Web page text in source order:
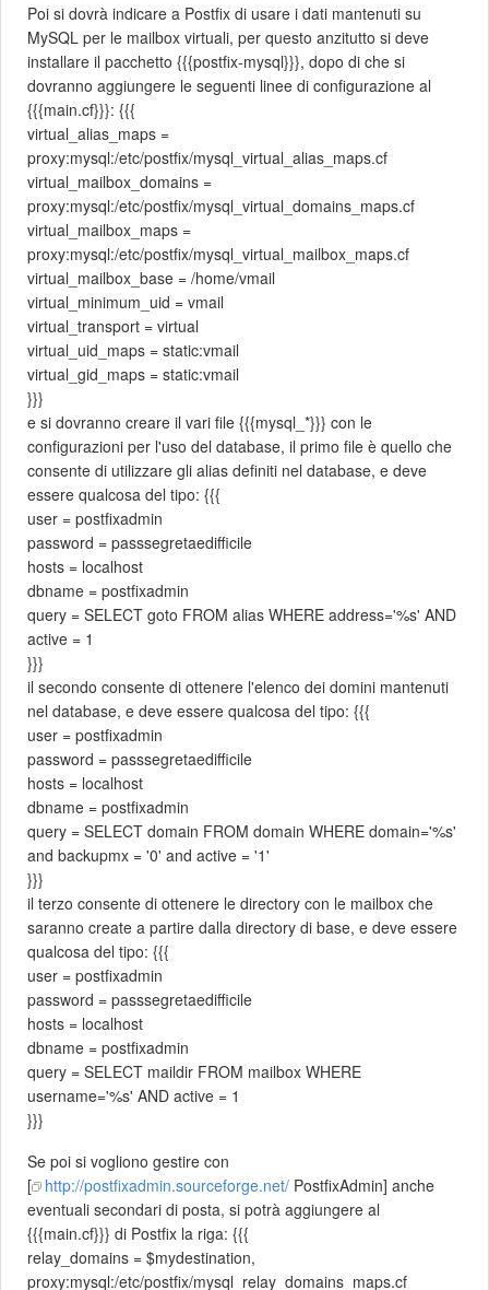
Poi si dovrà indicare a Postfix di usare i dati mantenuti su
MySQL per le mailbox virtuali, per questo anzitutto si deve
installare il pacchetto {{{postfix-mysql}}}, dopo di che si
dovranno aggiungere le seguenti linee di configurazione al
{{{main.cf}}}: {{{
virtual_alias_maps =
proxy:mysql:/etc/postfix/mysql_virtual_alias_maps.cf
virtual_mailbox_domains =
proxy:mysql:/etc/postfix/mysql_virtual_domains_maps.cf
virtual_mailbox_maps =
proxy:mysql:/etc/postfix/mysql_virtual_mailbox_maps.cf
virtual_mailbox_base = /home/vmail
virtual_minimum_uid = vmail
virtual_transport = virtual
virtual_uid_maps = static:vmail
virtual_gid_maps = static:vmail
}}}
e si dovranno creare il vari file {{{mysql_*}}} con le
configurazioni per l'uso del database, il primo file è quello che
consente di utilizzare gli alias definiti nel database, e deve
essere qualcosa del tipo: {{{
user = postfixadmin
password = passsegretaedifficile
hosts = localhost
dbname = postfixadmin
query = SELECT goto FROM alias WHERE address='%s' AND
active = 1
}}}
il secondo consente di ottenere l'elenco dei domini mantenuti
nel database, e deve essere qualcosa del tipo: {{{
user = postfixadmin
password = passsegretaedifficile
hosts = localhost
dbname = postfixadmin
query = SELECT domain FROM domain WHERE domain='%s'
and backupmx = '0' and active = '1'
}}}
il terzo consente di ottenere le directory con le mailbox che
saranno create a partire dalla directory di base, e deve essere
qualcosa del tipo: {{{
user = postfixadmin
password = passsegretaedifficile
hosts = localhost
dbname = postfixadmin
query = SELECT maildir FROM mailbox WHERE
username='%s' AND active = 1
}}}
Se poi si vogliono gestire con
[
http://postfixadmin.sourceforge.net/ PostfixAdmin] anche
eventuali secondari di posta, si potrà aggiungere al
{{{main.cf}}} di Postfix la riga: {{{
relay_domains = $mydestination,
proxy:mysql:/etc/postfix/mysql_relay_domains_maps.cf